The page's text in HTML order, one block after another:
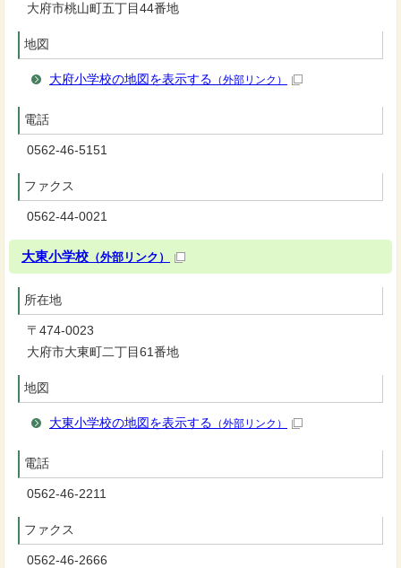
大府市桃山町五丁目44番地
地図
大府小学校の地図を表示する （外部リンク）
電話
0562-46-5151
ファクス
0562-44-0021
大東小学校 （外部リンク）
所在地
〒474-0023
大府市大東町二丁目61番地
地図
大東小学校の地図を表示する （外部リンク）
電話
0562-46-2211
ファクス
0562-46-2666